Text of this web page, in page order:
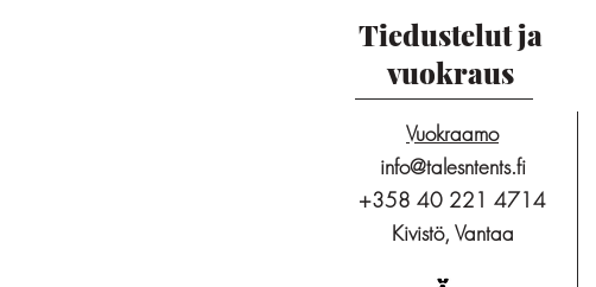
Tiedustelut ja
vuokraus
Vuokraamo
info@talesntents.fi
+358 40 221 4714
Kivistö, Vantaa